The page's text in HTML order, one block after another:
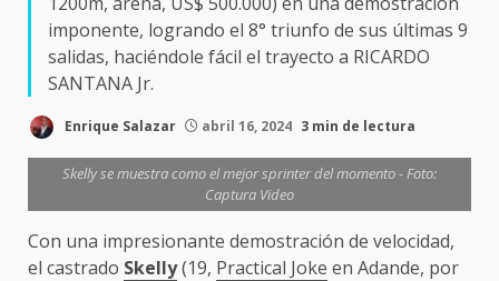
imponente, logrando el 8° triunfo de sus últimas 9
salidas, haciéndole fácil el trayecto a RICARDO
SANTANA Jr.
Enrique Salazar abril 16, 2024 3 min de lectura
Skelly se muestra como el mejor sprinter del momento - Foto:
Captura Video
Con una impresionante demostración de velocidad,
el castrado Skelly(19, Practical Joke en Adande, por